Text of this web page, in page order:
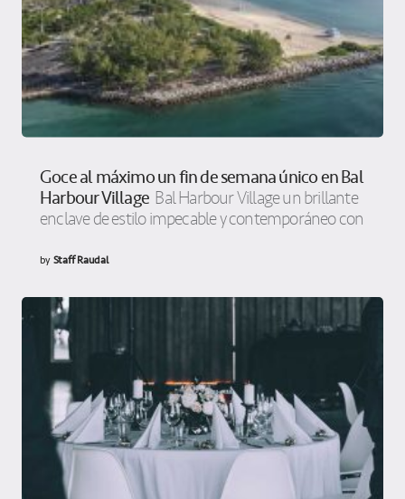
Goce al máximo un fin de semana único en Bal
Harbour Village Bal Harbour Village un brillante
enclave de estilo impecable y contemporáneo con
byStaff Raudal